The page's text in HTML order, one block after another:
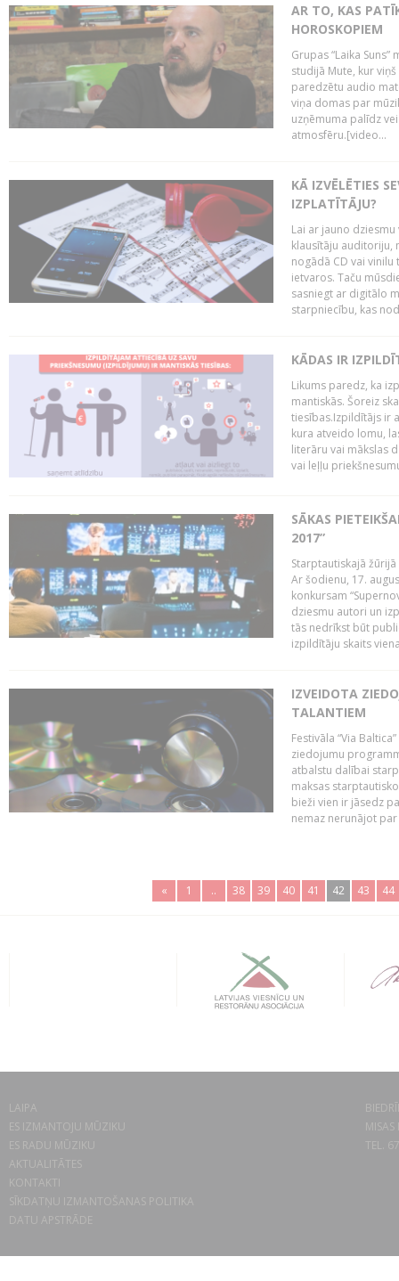
AR TO, KAS
HOROSKOPIEM
Grupas “Laika
studijā Mute, kur
paredzētu audio
viņa domas par
uzņēmuma palīdz
atmosfēru.[video...
KĀ IZVĒLĒTIES
IZPLATĪTĀJU?
Lai ar jauno
klausītāju auditoriju,
nogādā CD vai
ietvaros. Taču
sasniegt ar digitālo
starpniecību, kas
KĀDAS IR
Likums paredz, ka
mantiskās. Šoreiz
tiesības.Izpildītājs ir
kura atveido lomu,
literāru vai mākslas
vai leļļu
SĀKAS
2017”
Starptautiskajā
Ar šodienu, 17.
konkursam
dziesmu autori un
tās nedrīkst būt
izpildītāju skaits
IZVEIDOTA
TALANTIEM
Festivāla “Via
ziedojumu
atbalstu dalībai
maksas
bieži vien ir jāsedz
nemaz nerunājot
« 1 .. 38 39 40 41 42 43 44
LAIPA
ES IZMANTOJU MŪZIKU
ES RADU MŪZIKU
AKTUALITĀTES
KONTAKTI
SĪKDATŅU IZMANTOŠANAS POLITIKA
DATU APSTRĀDE
TEL.